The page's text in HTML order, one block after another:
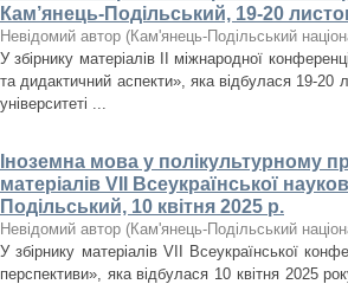
Кам’янець-Подільський, 19-20
Невідомий автор (Кам'янець-Подільський
У збірнику матеріалів ІІ міжнародної
та дидактичний аспекти», яка відбулася 19-20
університеті ...
Іноземна мова у полікультурному
матеріалів VІІ Всеукраїнської
Подільський, 10 квітня 2025 р.
Невідомий автор (Кам'янець-Подільський
У збірнику матеріалів VІІ Всеукраїнської
перспективи», яка відбулася 10 квітня 2025